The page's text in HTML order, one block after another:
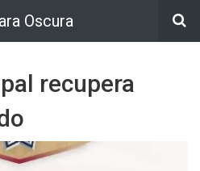
Oscura
recupera